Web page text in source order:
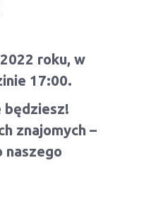
roku, w
17:00.
będziesz!
znajomych –
naszego